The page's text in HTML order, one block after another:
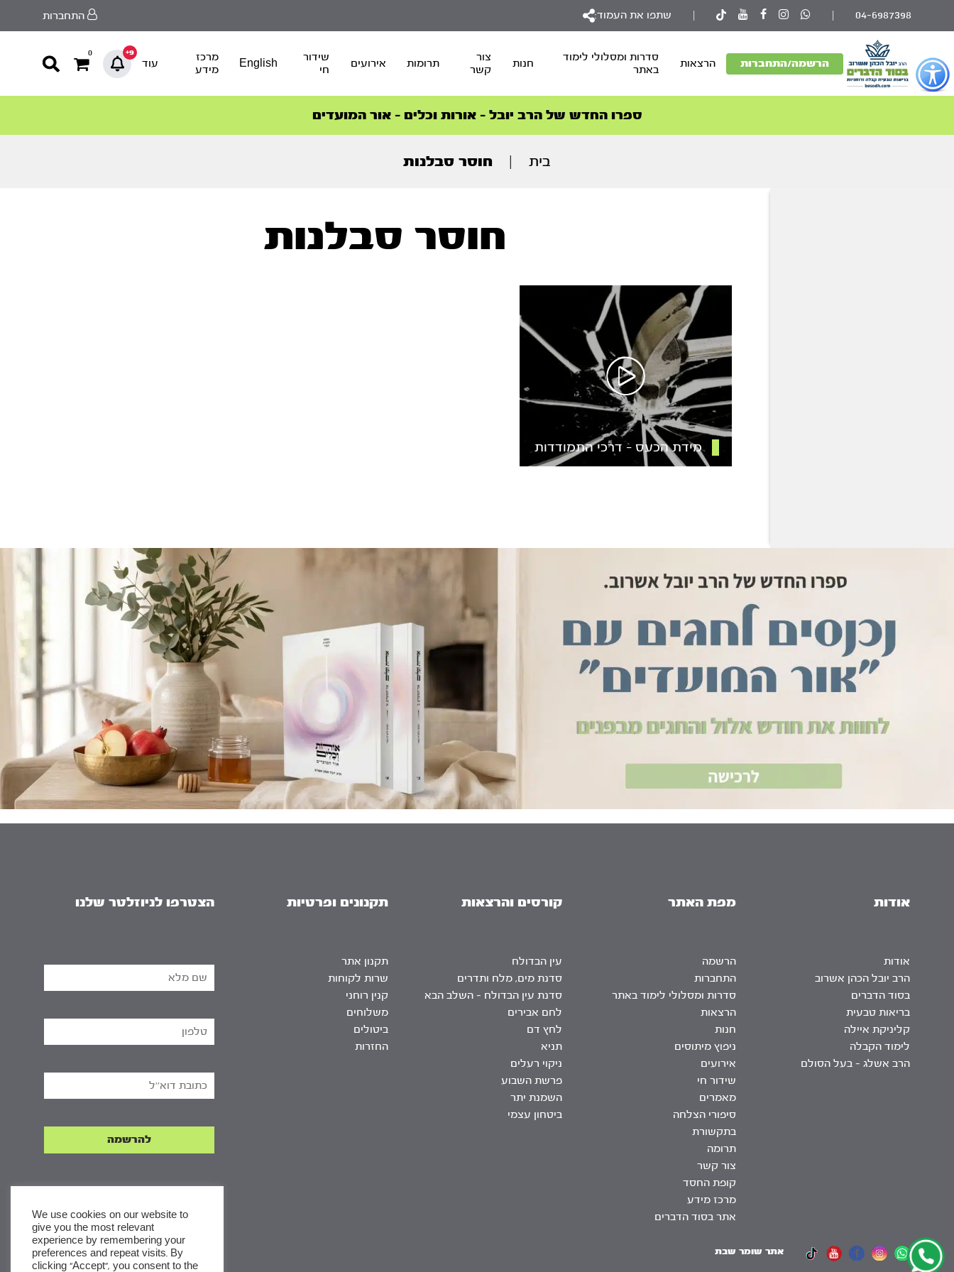
כפתור
לפתיחת
תפריט
נגישות
04-6987398 שתפו את העמוד: התחברות
הרשמה/התחברות הרצאות
סדרות ומסלולי לימוד
באתר
חנות
צור
קשר
תרומות אירועים
שידור
חי
English
מרכז
מידע
עוד
9+
0
סדרות הפודקאסטים
הסדרה המובילה החודש – דרך המלך
ספרו החדש של הרב יובל – אורות וכלים – אור המועדים
הצטרפו למהפכת הבריאות הטבעית >
סדרות הפודקאסטים
הסדרה המובילה החודש – דרך המלך
בית חוסר סבלנות
חוסר סבלנות
מידת הכעס – דרכי התמודדות
אודות
אודות
הרב יובל הכהן אשרוב
בסוד הדברים
בריאות טבעית
קליניקת איילה
לימוד הקבלה
הרב אשלג – בעל הסולם
מפת האתר
הרשמה
התחברות
סדרות ומסלולי לימוד באתר
הרצאות
חנות
ניפוץ מיתוסים
אירועים
שידור חי
מאמרים
סיפורי הצלחה
בתקשורת
תרומה
צור קשר
קופת החסד
מרכז מידע
אתר בסוד הדברים
קורסים והרצאות
עין הבדולח
סדנת מים, מלח ותדרים
סדנת עין הבדולח – השלב הבא
לחם אבירים
לחץ דם
תניא
ניקוי רעלים
פרשת השבוע
השמנת יתר
ביטחון עצמי
תקנונים ופרטיות
תקנון אתר
שרות לקוחות
קנין רוחני
משלוחים
ביטולים
החזרות
הצטרפו לניוזלטר שלנו
אתר שומר שבת
We use cookies on our website to
give you the most relevant
experience by remembering your
preferences and repeat visits. By
clicking “Accept”, you consent to the
x